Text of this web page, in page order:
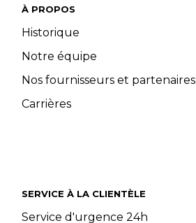
À PROPOS
Historique
Notre équipe
Nos fournisseurs et partenaires
Carrières
SERVICE À LA CLIENTÈLE
Service d'urgence 24h